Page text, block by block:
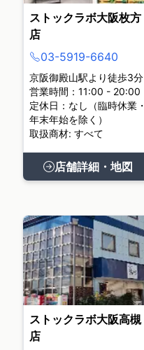
ストックラボ大阪枚方
店
03-5919-6640
京阪御殿山駅より徒歩3分
営業時間：11:00 - 20:00
定休日：なし（臨時休業・
年末年始を除く）
取扱商材: すべて
店舗詳細・地図
ストックラボ大阪高槻
店